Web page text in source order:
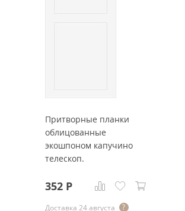
Притворные планки
облицованные
экошпоном капучино
телескоп.
352Р
Доставка 24 августа